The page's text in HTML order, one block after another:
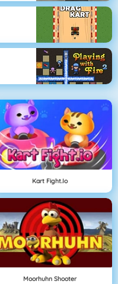
Kart Fight.io
Moorhuhn Shooter